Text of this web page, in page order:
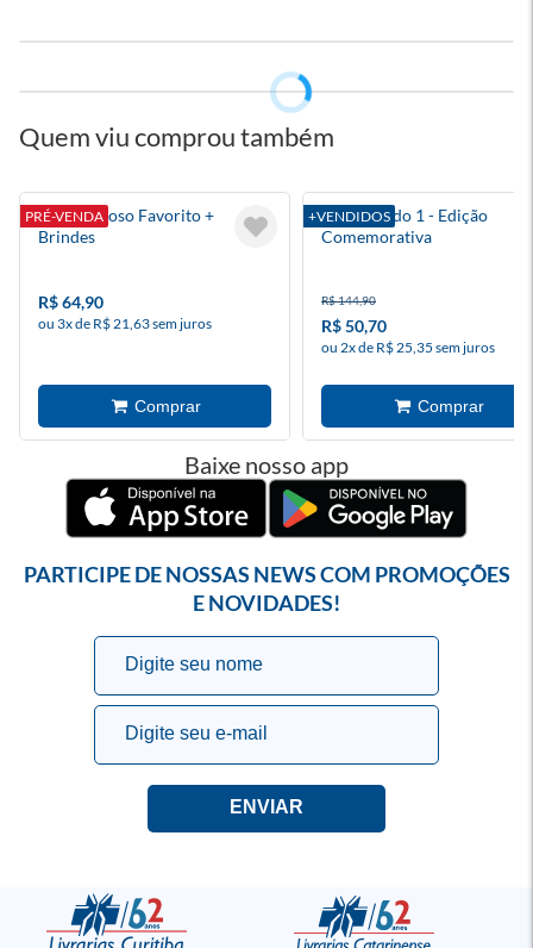
Quem viu comprou também
PRÉ-VENDA
Meu Mafioso Favorito +
Brindes
R$ 64,90
ou 3x de R$ 21,63 sem juros
+VENDIDOS
Torto Arado 1 - Edição
Comemorativa
R$ 144,90
R$ 50,70
ou 2x de R$ 25,35 sem juros
Baixe nosso app
PARTICIPE DE NOSSAS NEWS COM PROMOÇÕES
E NOVIDADES!